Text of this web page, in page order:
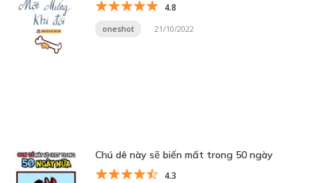
4.8
oneshot 21/10/2022
Chú dê này sẽ biến mất trong 50 ngày
4.3